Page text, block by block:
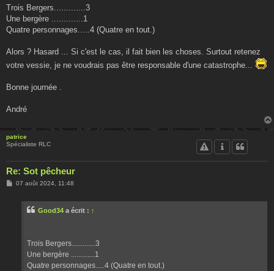
Trois Bergers.............3
Une bergère .............1
Quatre personnages.....4 (Quatre en tout.)
Alors ? Hasard ... Si c'est le cas, il fait bien les choses. Surtout retenez
votre vessie, je ne voudrais pas être responsable d'une catastrophe...
Bonne journée .
André
patrice
Spécialiste RLC
Re: Sot pêcheur
M07 août 2024, 11:48
Good34 a écrit : ↑
Trois Bergers.............3
Une bergère .............1
Quatre personnages.....4 (Quatre en tout.)